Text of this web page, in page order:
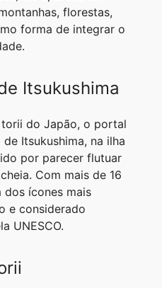
florestas,
forma de integrar o
Itsukushima
do Japão, o portal
Itsukushima, na ilha
por parecer flutuar
Com mais de 16
dos ícones mais
e considerado
UNESCO.